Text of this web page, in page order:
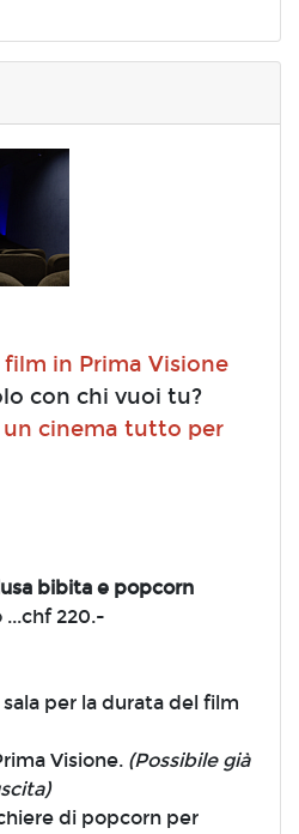
in Prima Visione
con chi vuoi tu?
un cinema tutto per
bibita e popcorn
...chf 220.-
per la durata del film
Visione. (Possibile già
di popcorn per